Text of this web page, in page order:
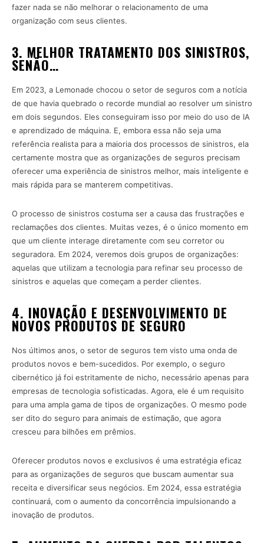
fazer nada se não melhorar o relacionamento de uma
organização com seus clientes.
3. MELHOR TRATAMENTO DOS SINISTROS,
SENÃO…
Em 2023, a Lemonade chocou o setor de seguros com a notícia
de que havia quebrado o recorde mundial ao resolver um sinistro
em dois segundos. Eles conseguiram isso por meio do uso de IA
e aprendizado de máquina. E, embora essa não seja uma
referência realista para a maioria dos processos de sinistros, ela
certamente mostra que as organizações de seguros precisam
oferecer uma experiência de sinistros melhor, mais inteligente e
mais rápida para se manterem competitivas.
O processo de sinistros costuma ser a causa das frustrações e
reclamações dos clientes. Muitas vezes, é o único momento em
que um cliente interage diretamente com seu corretor ou
seguradora. Em 2024, veremos dois grupos de organizações:
aquelas que utilizam a tecnologia para refinar seu processo de
sinistros e aquelas que começam a perder clientes.
4. INOVAÇÃO E DESENVOLVIMENTO DE
NOVOS PRODUTOS DE SEGURO
Nos últimos anos, o setor de seguros tem visto uma onda de
produtos novos e bem-sucedidos. Por exemplo, o seguro
cibernético já foi estritamente de nicho, necessário apenas para
empresas de tecnologia sofisticadas. Agora, ele é um requisito
para uma ampla gama de tipos de organizações. O mesmo pode
ser dito do seguro para animais de estimação, que agora
cresceu para bilhões em prêmios.
Oferecer produtos novos e exclusivos é uma estratégia eficaz
para as organizações de seguros que buscam aumentar sua
receita e diversificar seus negócios. Em 2024, essa estratégia
continuará, com o aumento da concorrência impulsionando a
inovação de produtos.